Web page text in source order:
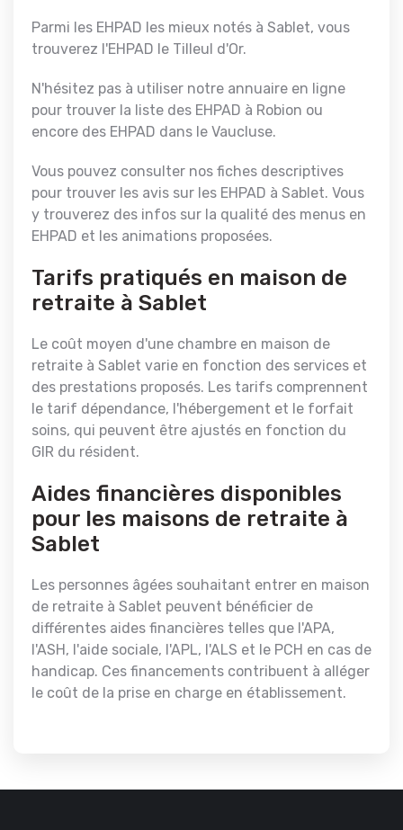
Parmi les EHPAD les mieux notés à Sablet, vous
trouverez l'EHPAD le Tilleul d'Or.
N'hésitez pas à utiliser notre annuaire en ligne
pour trouver la liste des EHPAD à Robion ou
encore des EHPAD dans le Vaucluse.
Vous pouvez consulter nos fiches descriptives
pour trouver les avis sur les EHPAD à Sablet. Vous
y trouverez des infos sur la qualité des menus en
EHPAD et les animations proposées.
Tarifs pratiqués en maison de
retraite à Sablet
Le coût moyen d'une chambre en maison de
retraite à Sablet varie en fonction des services et
des prestations proposés. Les tarifs comprennent
le tarif dépendance, l'hébergement et le forfait
soins, qui peuvent être ajustés en fonction du
GIR du résident.
Aides financières disponibles
pour les maisons de retraite à
Sablet
Les personnes âgées souhaitant entrer en maison
de retraite à Sablet peuvent bénéficier de
différentes aides financières telles que l'APA,
l'ASH, l'aide sociale, l'APL, l'ALS et le PCH en cas de
handicap. Ces financements contribuent à alléger
le coût de la prise en charge en établissement.